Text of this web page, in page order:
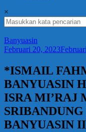
×
Banyuasin
Februari 20, 2023
*ISMAIL
BANYUASIN
ISRA MI’RAJ
BANYUASIN